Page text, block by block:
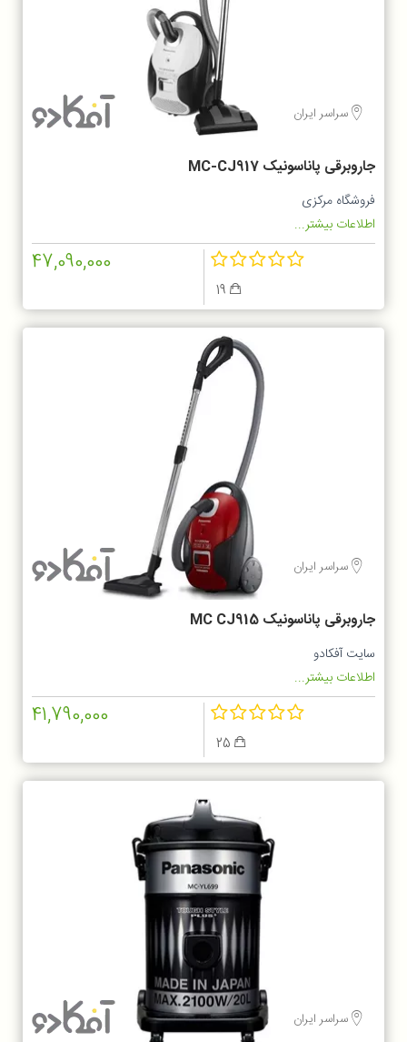
سراسر ایران
جاروبرقی پاناسونیک MC-CJ917
فروشگاه مرکزی
اطلاعات بیشتر...
19
47,090,000
سراسر ایران
جاروبرقی پاناسونیک MC CJ915
سایت آفکادو
اطلاعات بیشتر...
25
41,790,000
سراسر ایران